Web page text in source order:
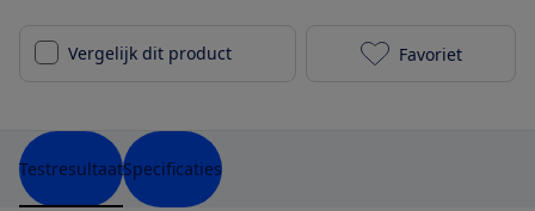
Vergelijk dit product Miele WWF
Favoriet
TestresultaatSpecificaties